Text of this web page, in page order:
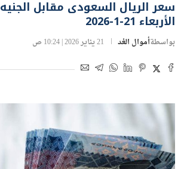
سعر الريال السعودى مقابل
الأربعاء 21-1-2026
بواسطةأموال الغد 21 يناير 2026 | 10:24 ص